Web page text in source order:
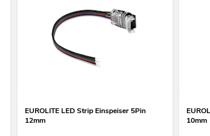
EUROLITE LED Strip Einspeiser 5Pin
12mm
10mm